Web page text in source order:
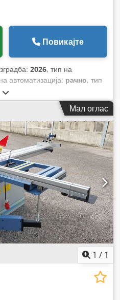
Повикајте
2026, тип на
автоматизација: рачно, тип
ширина:
дебелина на лим:2 мм,
Мал оглас
1 / 1